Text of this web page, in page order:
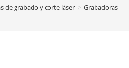
de grabado y corte láser > Grabadoras y